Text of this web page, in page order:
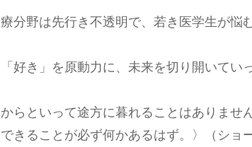
分野は先行き不透明で、若き医学生が悩
好き」を原動力に、未来を切り開いてい
からといって途方に暮れることはありま
きることが必ず何かあるはず。〉（ショ